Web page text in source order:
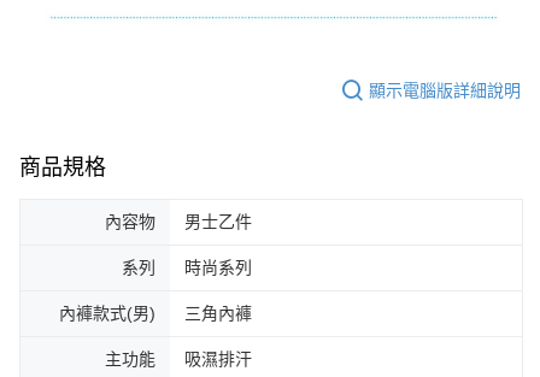
顯示電腦版詳細說明
商品規格
內容物 男士乙件
系列 時尚系列
內褲款式(男) 三角內褲
主功能 吸濕排汗